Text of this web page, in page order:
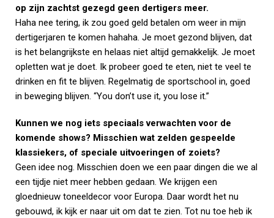
op zijn zachtst gezegd geen dertigers meer.
Haha nee tering, ik zou goed geld betalen om weer in mijn
dertigerjaren te komen hahaha. Je moet gezond blijven, dat
is het belangrijkste en helaas niet altijd gemakkelijk. Je moet
opletten wat je doet. Ik probeer goed te eten, niet te veel te
drinken en fit te blijven. Regelmatig de sportschool in, goed
in beweging blijven. “You don’t use it, you lose it.”
Kunnen we nog iets speciaals verwachten voor de
komende shows? Misschien wat zelden gespeelde
klassiekers, of speciale uitvoeringen of zoiets?
Geen idee nog. Misschien doen we een paar dingen die we al
een tijdje niet meer hebben gedaan. We krijgen een
gloednieuw toneeldecor voor Europa. Daar wordt het nu
gebouwd, ik kijk er naar uit om dat te zien. Tot nu toe heb ik